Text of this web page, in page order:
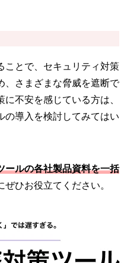
ことで、セキュリティ対策
、さまざまな脅威を遮断で
不安を感じている方は、
の導入を検討してみてはい
ールの各社製品資料を一括
ぜひお役立てください。